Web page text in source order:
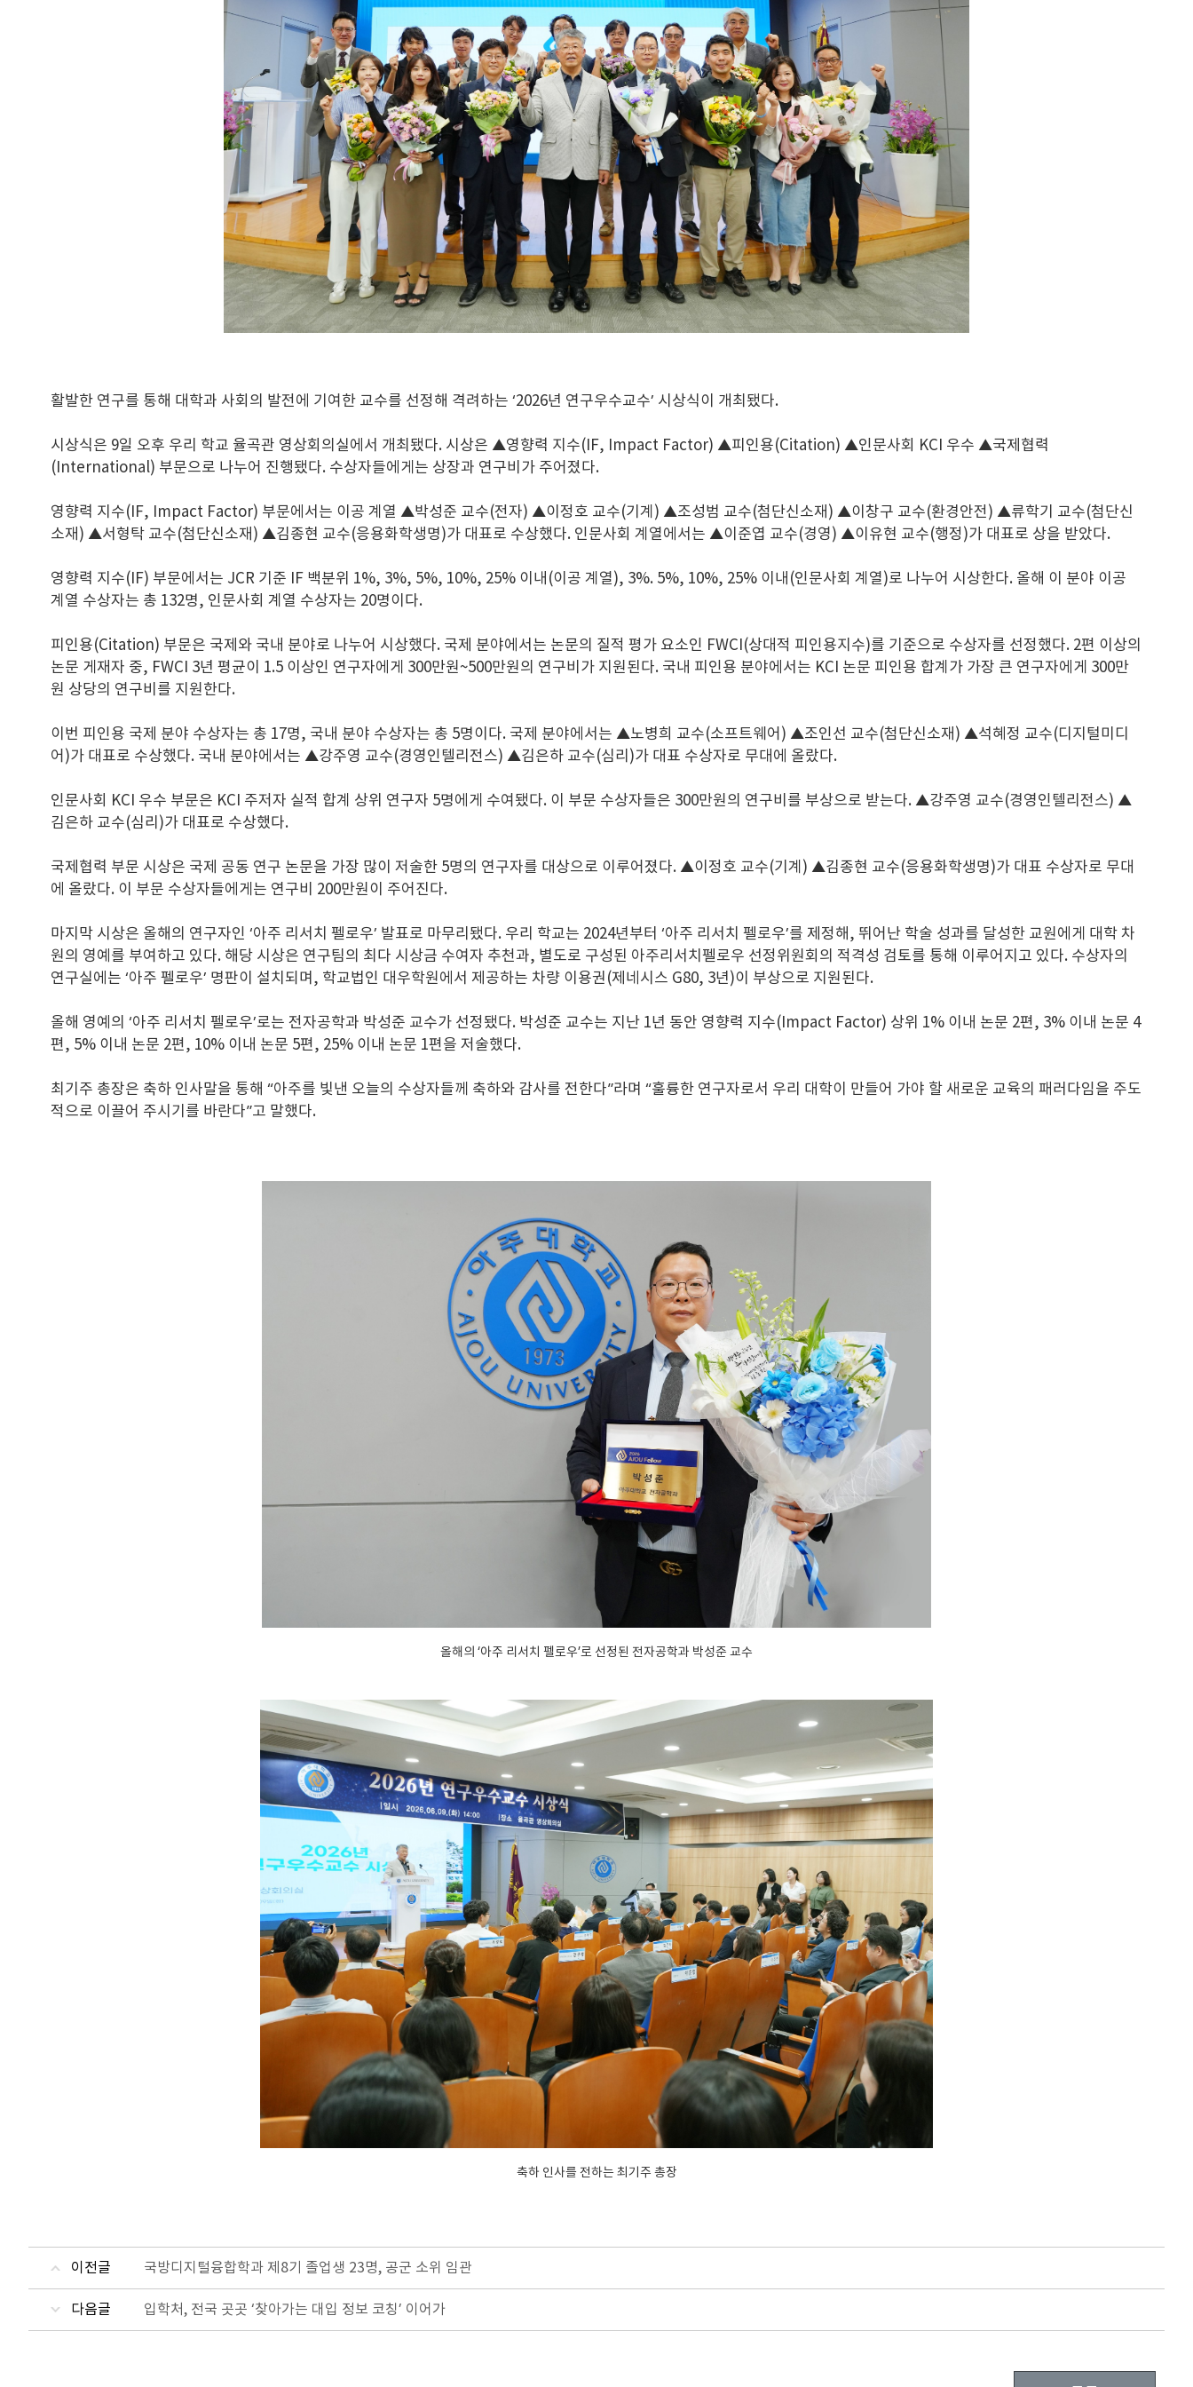
활발한 연구를 통해 대학과 사회의 발전에 기여한 교수를 선정해 격려하는 ‘2026년 연구우수교수’ 시상식이 개최됐다.
시상식은 9일 오후 우리 학교 율곡관 영상회의실에서 개최됐다. 시상은 ▲영향력 지수(IF, Impact Factor) ▲피인용(Citation) ▲인문사회 KCI 우수 ▲국제협력
(International) 부문으로 나누어 진행됐다. 수상자들에게는 상장과 연구비가 주어졌다.
영향력 지수(IF, Impact Factor) 부문에서는 이공 계열 ▲박성준 교수(전자) ▲이정호 교수(기계) ▲조성범 교수(첨단신소재) ▲이창구 교수(환경안전) ▲류학기 교수(첨단신
소재) ▲서형탁 교수(첨단신소재) ▲김종현 교수(응용화학생명)가 대표로 수상했다. 인문사회 계열에서는 ▲이준엽 교수(경영) ▲이유현 교수(행정)가 대표로 상을 받았다.
영향력 지수(IF) 부문에서는 JCR 기준 IF 백분위 1%, 3%, 5%, 10%, 25% 이내(이공 계열), 3%. 5%, 10%, 25% 이내(인문사회 계열)로 나누어 시상한다. 올해 이 분야 이공
계열 수상자는 총 132명, 인문사회 계열 수상자는 20명이다.
피인용(Citation) 부문은 국제와 국내 분야로 나누어 시상했다. 국제 분야에서는 논문의 질적 평가 요소인 FWCI(상대적 피인용지수)를 기준으로 수상자를 선정했다. 2편 이상의
논문 게재자 중, FWCI 3년 평균이 1.5 이상인 연구자에게 300만원~500만원의 연구비가 지원된다. 국내 피인용 분야에서는 KCI 논문 피인용 합계가 가장 큰 연구자에게 300만
원 상당의 연구비를 지원한다.
이번 피인용 국제 분야 수상자는 총 17명, 국내 분야 수상자는 총 5명이다. 국제 분야에서는 ▲노병희 교수(소프트웨어) ▲조인선 교수(첨단신소재) ▲석혜정 교수(디지털미디
어)가 대표로 수상했다. 국내 분야에서는 ▲강주영 교수(경영인텔리전스) ▲김은하 교수(심리)가 대표 수상자로 무대에 올랐다.
인문사회 KCI 우수 부문은 KCI 주저자 실적 합계 상위 연구자 5명에게 수여됐다. 이 부문 수상자들은 300만원의 연구비를 부상으로 받는다. ▲강주영 교수(경영인텔리전스) ▲
김은하 교수(심리)가 대표로 수상했다.
국제협력 부문 시상은 국제 공동 연구 논문을 가장 많이 저술한 5명의 연구자를 대상으로 이루어졌다. ▲이정호 교수(기계) ▲김종현 교수(응용화학생명)가 대표 수상자로 무대
에 올랐다. 이 부문 수상자들에게는 연구비 200만원이 주어진다.
마지막 시상은 올해의 연구자인 ‘아주 리서치 펠로우’ 발표로 마무리됐다. 우리 학교는 2024년부터 ‘아주 리서치 펠로우’를 제정해, 뛰어난 학술 성과를 달성한 교원에게 대학 차
원의 영예를 부여하고 있다. 해당 시상은 연구팀의 최다 시상금 수여자 추천과, 별도로 구성된 아주리서치펠로우 선정위원회의 적격성 검토를 통해 이루어지고 있다. 수상자의
연구실에는 ‘아주 펠로우’ 명판이 설치되며, 학교법인 대우학원에서 제공하는 차량 이용권(제네시스 G80, 3년)이 부상으로 지원된다.
올해 영예의 ‘아주 리서치 펠로우’로는 전자공학과 박성준 교수가 선정됐다. 박성준 교수는 지난 1년 동안 영향력 지수(Impact Factor) 상위 1% 이내 논문 2편, 3% 이내 논문 4
편, 5% 이내 논문 2편, 10% 이내 논문 5편, 25% 이내 논문 1편을 저술했다.
최기주 총장은 축하 인사말을 통해 “아주를 빛낸 오늘의 수상자들께 축하와 감사를 전한다”라며 “훌륭한 연구자로서 우리 대학이 만들어 가야 할 새로운 교육의 패러다임을 주도
적으로 이끌어 주시기를 바란다”고 말했다.
올해의 ‘아주 리서치 펠로우’로 선정된 전자공학과 박성준 교수
축하 인사를 전하는 최기주 총장
이전글 국방디지털융합학과 제8기 졸업생 23명, 공군 소위 임관
다음글 입학처, 전국 곳곳 ‘찾아가는 대입 정보 코칭’ 이어가